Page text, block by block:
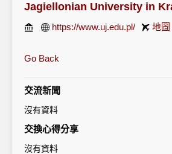
Jagiellonian University in
https://www.uj.edu.pl/ 地圖
Go Back
交流新聞
沒有資料
交換心得分享
沒有資料